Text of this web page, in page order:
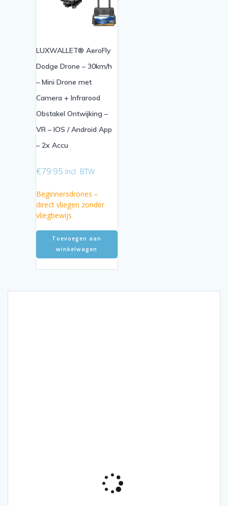
LUXWALLET® AeroFly
Dodge Drone – 30km/h
– Mini Drone met
Camera + Infrarood
Obstakel Ontwijking –
VR – IOS / Android App
– 2x Accu
€79.95 Incl. BTW
Beginnersdrones –
direct vliegen zonder
vliegbewijs
Toevoegen aan
winkelwagen